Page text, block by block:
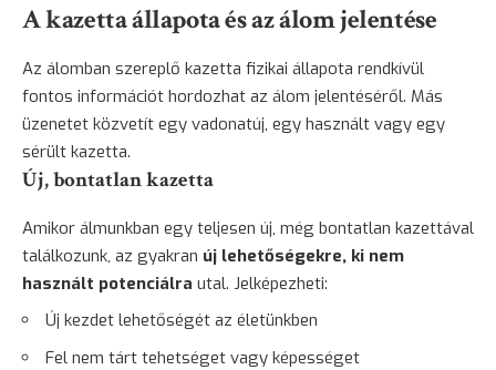
A kazetta állapota és az álom jelentése
Az álomban szereplő kazetta fizikai állapota rendkívül
fontos információt hordozhat az álom jelentéséről. Más
üzenetet közvetít egy vadonatúj, egy használt vagy egy
sérült kazetta.
Új, bontatlan kazetta
Amikor álmunkban egy teljesen új, még bontatlan kazettával
találkozunk, az gyakran új lehetőségekre, ki nem
használt potenciálra utal. Jelképezheti:
Új kezdet lehetőségét az életünkben
Fel nem tárt tehetséget vagy képességet